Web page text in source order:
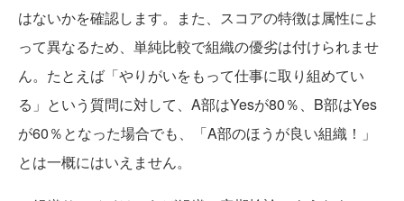
はないかを確認します。また、スコアの特徴は属性によ
って異なるため、単純比較で組織の優劣は付けられませ
ん。たとえば「やりがいをもって仕事に取り組めてい
る」という質問に対して、A部はYesが80％、B部はYes
が60％となった場合でも、「A部のほうが良い組織！」
とは一概にはいえません。